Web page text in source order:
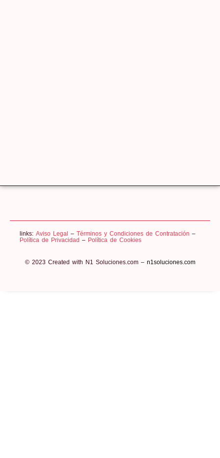
links: Aviso Legal – Términos y Condiciones de Contratación –
Política de Privacidad – Política de Cookies
© 2023 Created with N1 Soluciones.com – n1soluciones.com